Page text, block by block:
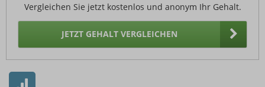
Vergleichen Sie jetzt kostenlos und anonym Ihr Gehalt.
JETZT GEHALT VERGLEICHEN